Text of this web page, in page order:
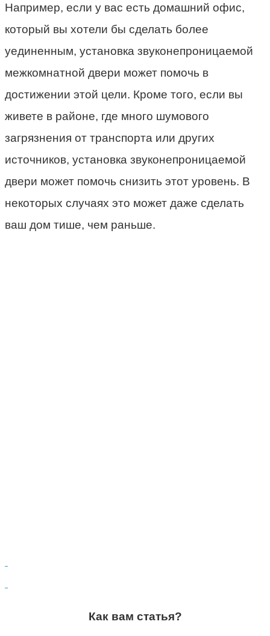
Например, если у вас есть домашний офис,
который вы хотели бы сделать более
уединенным, установка звуконепроницаемой
межкомнатной двери может помочь в
достижении этой цели. Кроме того, если вы
живете в районе, где много шумового
загрязнения от транспорта или других
источников, установка звуконепроницаемой
двери может помочь снизить этот уровень. В
некоторых случаях это может даже сделать
ваш дом тише, чем раньше.
Как вам статья?